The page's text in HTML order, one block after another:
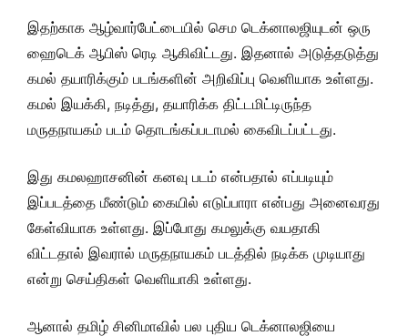
இதற்காக ஆழ்வார்பேட்டையில் செம டெக்னாலஜியுடன் ஒரு
ஹைடெக் ஆபிஸ் ரெடி ஆகிவிட்டது. இதனால் அடுத்தடுத்து
கமல் தயாரிக்கும் படங்களின் அறிவிப்பு வெளியாக உள்ளது.
கமல் இயக்கி, நடித்து, தயாரிக்க திட்டமிட்டிருந்த
மருதநாயகம் படம் தொடங்கப்படாமல் கைவிடப்பட்டது.
இது கமலஹாசனின் கனவு படம் என்பதால் எப்படியும்
இப்படத்தை மீண்டும் கையில் எடுப்பாரா என்பது அனைவரது
கேள்வியாக உள்ளது. இப்போது கமலுக்கு வயதாகி
விட்டதால் இவரால் மருதநாயகம் படத்தில் நடிக்க முடியாது
என்று செய்திகள் வெளியாகி உள்ளது.
ஆனால் தமிழ் சினிமாவில் பல புதிய டெக்னாலஜியை